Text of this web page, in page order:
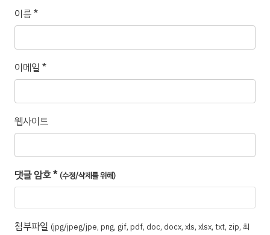
이름*
이메일 *
웹사이트
댓글 암호* (수정/삭제를 위해)
첨부파일 (jpg/jpeg/jpe, png, gif, pdf, doc, docx, xls, xlsx, txt, zip, 최